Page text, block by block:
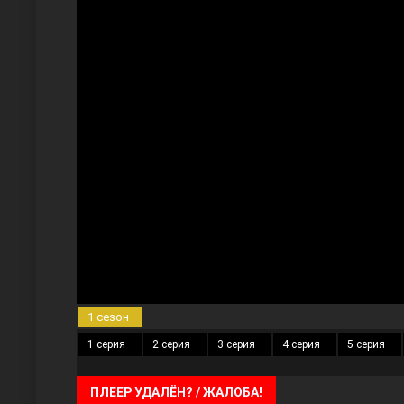
Ветреный холм
1 сезон
1 серия 2 серия 3 серия 4 серия 5 серия
ПЛЕЕР УДАЛЁН? / ЖАЛОБА!